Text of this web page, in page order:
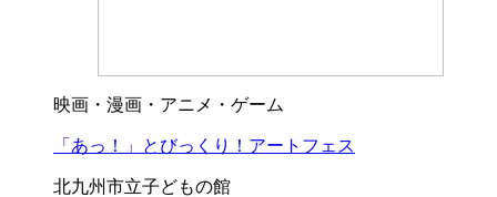
映画・漫画・アニメ・ゲーム
「あっ！」とびっくり！アートフェス
北九州市立子どもの館